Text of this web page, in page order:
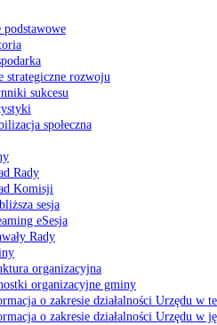
strategiczne rozwoju
sukcesu
społeczna
Rady
Komisji
sesja
eSesja
Rady
organizacyjna
organizacyjne gminy
o zakresie działalności Urzędu w
o zakresie działalności Urzędu w